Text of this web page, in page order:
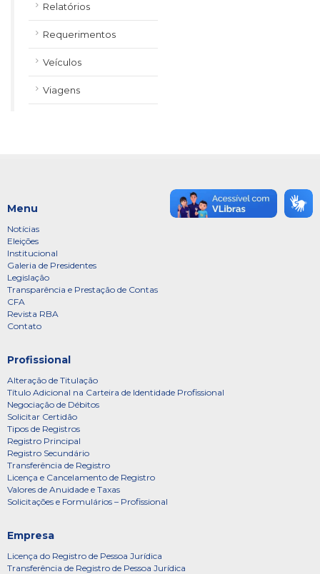
Relatórios
Requerimentos
Veículos
Viagens
Menu
Notícias
Eleições
Institucional
Galeria de Presidentes
Legislação
Transparência e Prestação de Contas
CFA
Revista RBA
Contato
Profissional
Alteração de Titulação
Título Adicional na Carteira de Identidade Profissional
Negociação de Débitos
Solicitar Certidão
Tipos de Registros
Registro Principal
Registro Secundário
Transferência de Registro
Licença e Cancelamento de Registro
Valores de Anuidade e Taxas
Solicitações e Formulários – Profissional
Empresa
Licença do Registro de Pessoa Jurídica
Transferência de Registro de Pessoa Jurídica